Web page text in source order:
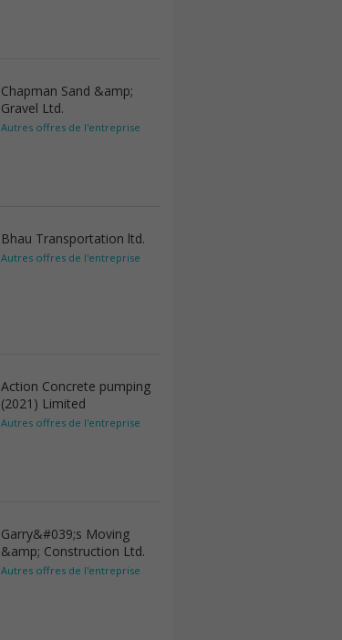
Chapman Sand &amp;
Gravel Ltd.
Autres offres de l'entreprise
Bhau Transportation ltd.
Autres offres de l'entreprise
Action Concrete pumping
(2021) Limited
Autres offres de l'entreprise
Garry&#039;s Moving
&amp; Construction Ltd.
Autres offres de l'entreprise